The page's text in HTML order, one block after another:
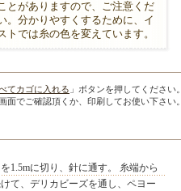
とがありますので、ご注意くだ
。分かりやすくするために、イ
トでは糸の色を変えています。
てカゴに入れる 」ボタンを押してください。
面でご確認頂くか、印刷してお使い下さい。
1.5mに切り、針に通す。 糸端から
て、デリカビーズを通し、ペヨー